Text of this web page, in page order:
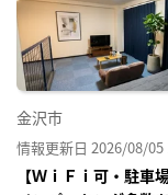
金沢市
情報更新日 2026/08/05
【ＷｉＦｉ可・駐車